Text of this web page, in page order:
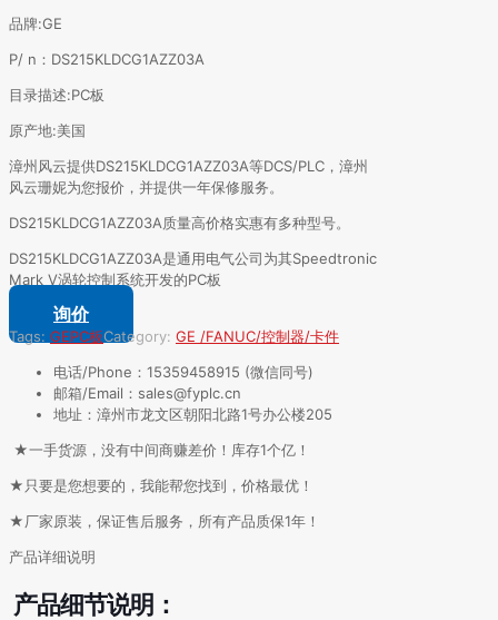
品牌:GE
P/ n：DS215KLDCG1AZZ03A
目录描述:PC板
原产地:美国
漳州风云提供DS215KLDCG1AZZ03A等DCS/PLC，漳州
风云珊妮为您报价，并提供一年保修服务。
DS215KLDCG1AZZ03A质量高价格实惠有多种型号。
DS215KLDCG1AZZ03A是通用电气公司为其Speedtronic
Mark V涡轮控制系统开发的PC板
询价
Tags: GEPC板Category: GE /FANUC/控制器/卡件
电话/Phone：15359458915 (微信同号)
邮箱/Email：sales@fyplc.cn
地址：漳州市龙文区朝阳北路1号办公楼205
★一手货源，没有中间商赚差价！库存1个亿！
★只要是您想要的，我能帮您找到，价格最优！
★厂家原装，保证售后服务，所有产品质保1年！
产品详细说明
产品细节说明：